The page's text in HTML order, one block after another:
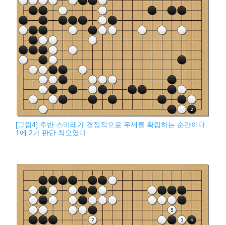
[그림4] 후반 스미레가 결정적으로 우세를 확립하는 순간이다.
1에 2가 판단 착오였다.